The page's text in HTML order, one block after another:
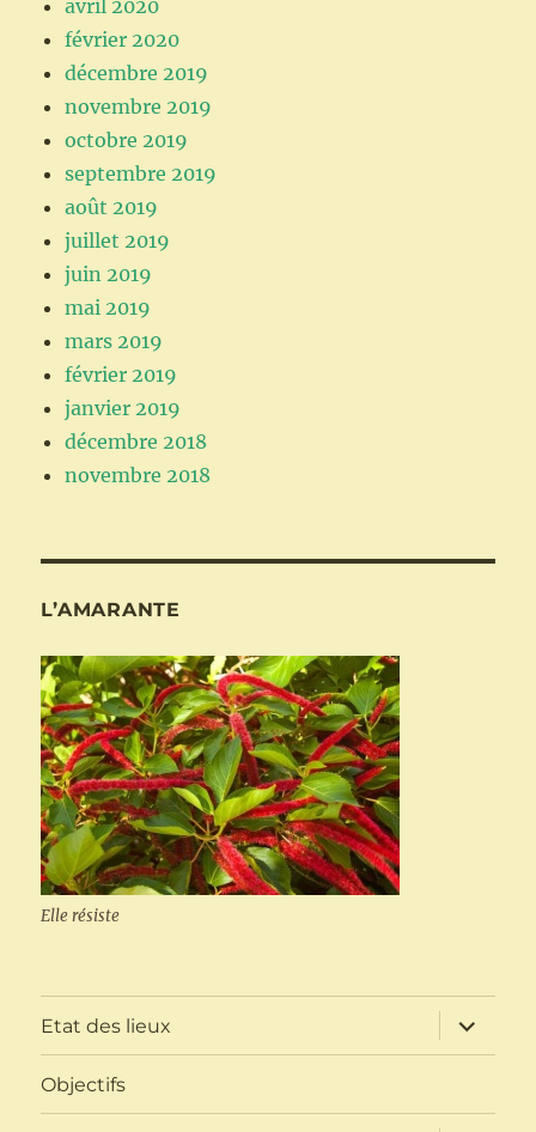
avril 2020
février 2020
décembre 2019
novembre 2019
octobre 2019
septembre 2019
août 2019
juillet 2019
juin 2019
mai 2019
mars 2019
février 2019
janvier 2019
décembre 2018
novembre 2018
L’AMARANTE
Elle résiste
Etat des lieux
ouvrir
le
sous-
Objectifs